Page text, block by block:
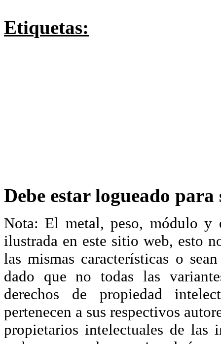
Etiquetas:
Debe estar logueado
Nota: El metal, peso, módulo y
ilustrada en este sitio web, esto
las mismas características o
dado que no todas las
derechos de propiedad
pertenecen a sus respectivos
propietarios intelectuales de las